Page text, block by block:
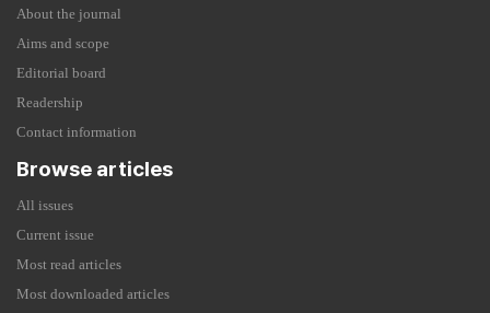
About the journal
Aims and scope
Editorial board
Readership
Contact information
Browse articles
All issues
Current issue
Most read articles
Most downloaded articles